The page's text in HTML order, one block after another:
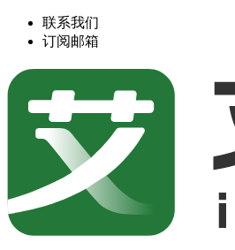
联系我们
订阅邮箱